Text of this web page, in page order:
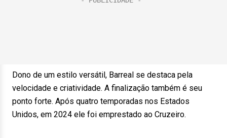
Dono de um estilo versátil, Barreal se destaca pela
velocidade e criatividade. A finalização também é seu
ponto forte. Após quatro temporadas nos Estados
Unidos, em 2024 ele foi emprestado ao Cruzeiro.